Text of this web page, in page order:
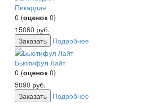
Пикардия
0 (оценок 0)
15060 руб.
Заказать
Подробнее
Бьютифул Лайт
0 (оценок 0)
5090 руб.
Заказать
Подробнее